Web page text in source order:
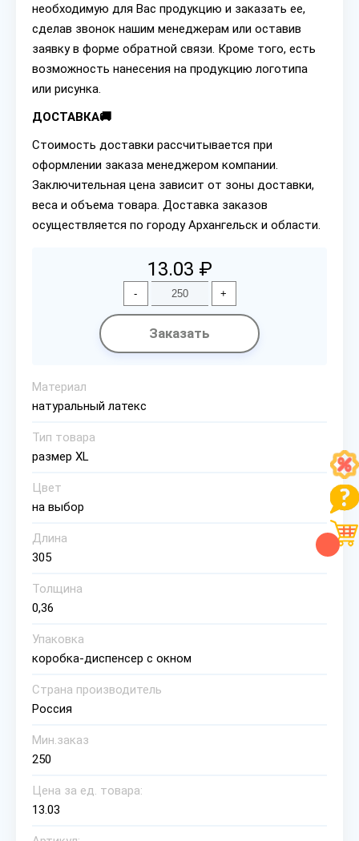
необходимую для Вас продукцию и заказать ее,
сделав звонок нашим менеджерам или оставив
заявку в форме обратной связи. Кроме того, есть
возможность нанесения на продукцию логотипа
или рисунка.
ДОСТАВКА🚚
Стоимость доставки рассчитывается при
оформлении заказа менеджером компании.
Заключительная цена зависит от зоны доставки,
веса и объема товара. Доставка заказов
осуществляется по городу Архангельск и области.
13.03 ₽
- +
Заказать
Материал
натуральный латекс
Тип товара
размер XL
Цвет
на выбор
Длина
305
Толщина
0,36
Упаковка
коробка-диспенсер с окном
Страна производитель
Россия
Мин.заказ
250
Цена за ед. товара:
13.03